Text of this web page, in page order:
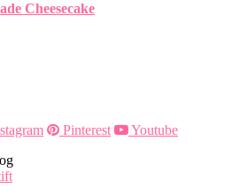
Cheesecake
Pinterest
Youtube